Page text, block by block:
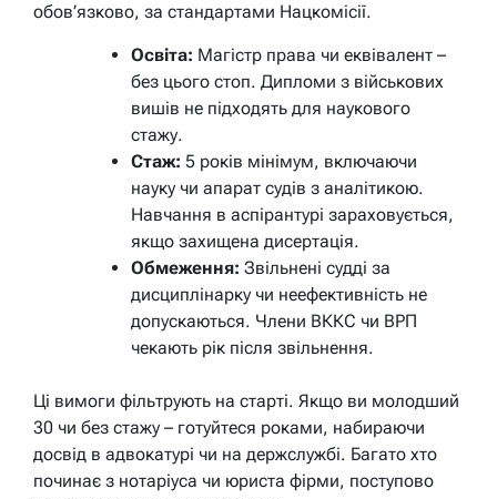
обов’язково, за стандартами Нацкомісії.
Освіта: Магістр права чи еквівалент –
без цього стоп. Дипломи з військових
вишів не підходять для наукового
стажу.
Стаж: 5 років мінімум, включаючи
науку чи апарат судів з аналітикою.
Навчання в аспірантурі зараховується,
якщо захищена дисертація.
Обмеження: Звільнені судді за
дисциплінарку чи неефективність не
допускаються. Члени ВККС чи ВРП
чекають рік після звільнення.
Ці вимоги фільтрують на старті. Якщо ви молодший
30 чи без стажу – готуйтеся роками, набираючи
досвід в адвокатурі чи на держслужбі. Багато хто
починає з нотаріуса чи юриста фірми, поступово